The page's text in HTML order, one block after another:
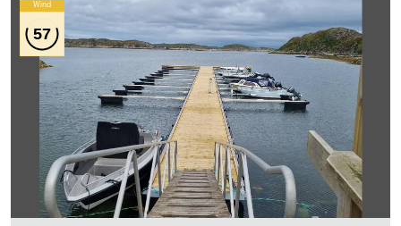
Wind
57